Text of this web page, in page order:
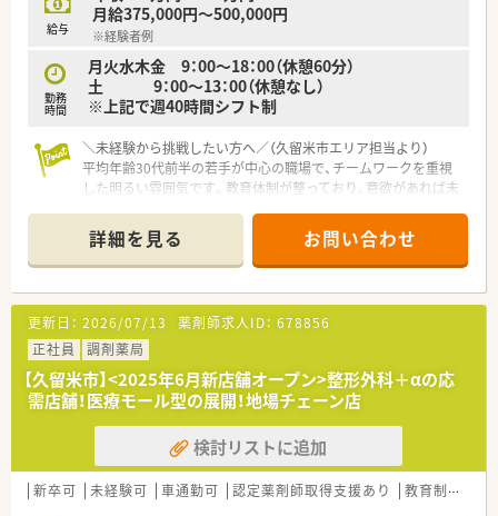
す。
■セルフメディケーションの支援として、医療・保険・福祉・マタ
ニティ等、様々なテーマで健康セミナーを年間130回以上開催し
ています。
■医療事務との業務分担を行い、薬剤師の業務負担軽減を行って
■働き方改革に沿って、有給休暇消化が促進されています。
■残業については「サービス残業」はございません。
各店舗基本的に残業は少ないため、調剤併設店でも18時半～
※繁忙期等は科目によって残業が発生してしまう可能性はござ
います。
■調剤の経験を積みつつ、OTCも学べる環境に身を置きたい方
■色々な店舗で経験を積みたい方
等々…
少しでも気になった方はお問い合わせくださいませ
給与
月給375,000円～500,000円
※経験者例
勤務
時間
月火水木金 9：00～18：00（休憩60分）
土 9：00～13：00（休憩なし）
※上記で週40時間シフト制
＼未経験から挑戦したい方へ／（久留米市エリア担当より）
平均年齢30代前半の若手が中心の職場で、チームワークを重視
した明るい雰囲気です。教育体制が整っており、意欲があれば未
【店舗情報と応需状況について】
■西鉄久留米駅から徒歩8分と通勤しやすく、整形外科の処方箋
をメインに1日平均100枚ほど応需しています。
■全自動分包機2台を導入しており、調剤業務の効率化と安全性
の向上を両立させている最新の設備環境が整っています。
■オンライン服薬指導や自宅への配送システムを構築しており、
将来的な在宅ワークを見据えた先進的な取り組みが特徴です。
【募集背景と求める人物像について】
■今後の更なる店舗展開を見据えた組織強化のための増員募集
で、目標を持って前向きに行動できる方を求めています。
■患者様の目線に立った丁寧な対応ができ、自身の経験ややりた
いことを明確な言葉で伝えられる薬剤師さんを歓迎します。
詳細を見る お問い合わせ
更新日： 2026/07/13 薬剤師求人ID： 678856
正社員
調剤薬局
【久留米市】<2025年6月新店舗オープン>整形外科＋αの応
需店舗！医療モール型の展開！地場チェーン店
検討リストに追加
新卒可 未経験可 車通勤可 認定薬剤師取得支援あり 教育制度あり